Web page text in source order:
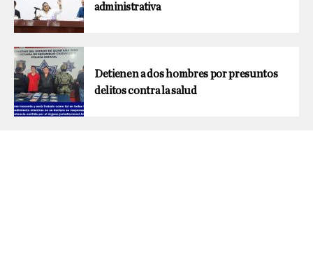
administrativa
Detienen a dos hombres por presuntos
delitos contra la salud